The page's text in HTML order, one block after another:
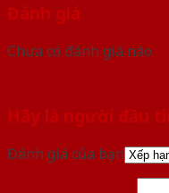
Đánh giá
Chưa có đánh giá nào.
Hãy là người đầu
Đánh giá của bạn